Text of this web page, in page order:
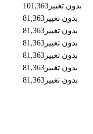
بدون تغییر101,363
بدون تغییر81,363
بدون تغییر81,363
بدون تغییر81,363
بدون تغییر81,363
بدون تغییر81,363
بدون تغییر81,363